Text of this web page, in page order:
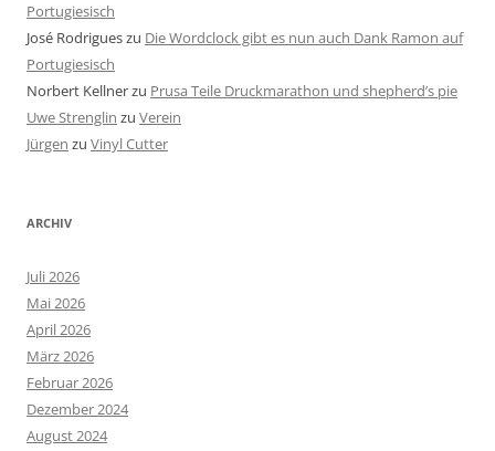
Portugiesisch
José Rodrigueszu Die Wordclock gibt es nun auch Dank Ramon auf
Portugiesisch
Norbert Kellnerzu Prusa Teile Druckmarathon und shepherd’s pie
Uwe Strenglin zu Verein
Jürgen zu Vinyl Cutter
ARCHIV
Juli 2026
Mai 2026
April 2026
März 2026
Februar 2026
Dezember 2024
August 2024